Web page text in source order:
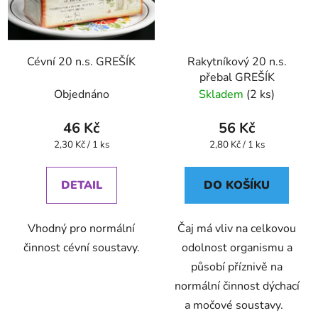
Cévní 20 n.s. GREŠÍK
Objednáno
46 Kč
Měrná
2,30 Kč / 1 ks
DETAIL
Vhodný pro normální
činnost cévní soustavy.
Rakytníkový 20 n.s.
přebal GREŠÍK
Skladem (2 ks)
56 Kč
Měrná
2,80 Kč / 1 ks
DO KOŠÍKU
Čaj má vliv na celkovou
odolnost organismu a
působí příznivě na
normální činnost dýchací
a močové soustavy.